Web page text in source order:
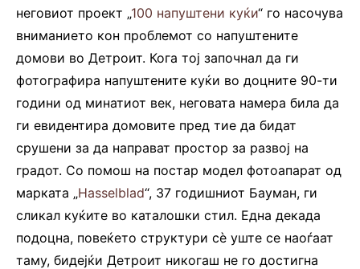
неговиот проект „100 напуштени куќи“ го насочува
вниманието кон проблемот со напуштените
домови во Детроит. Кога тој започнал да ги
фотографира напуштените куќи во доцните 90-ти
години од минатиот век, неговата намера била да
ги евидентира домовите пред тие да бидат
срушени за да направат простор за развој на
градот. Со помош на постар модел фотоапарат од
марката „Hasselblad“, 37 годишниот Бауман, ги
сликал куќите во каталошки стил. Една декада
подоцна, повеќето структури сè уште се наоѓаат
таму, бидејќи Детроит никогаш не го достигна